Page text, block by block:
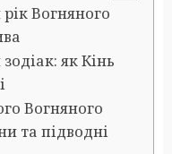
Вогняного
як Кінь
Вогняного
та підводні